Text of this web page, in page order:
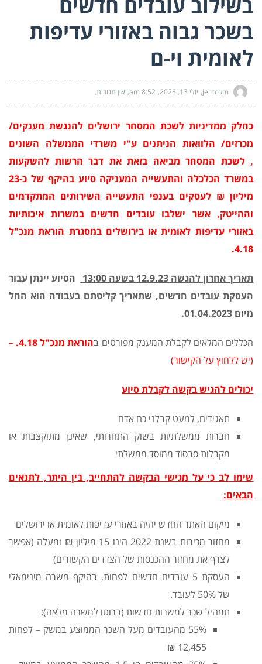
בשכר גבוה באזורי עדיפות
לאומית וי-ם
יולי 13, 2023 8:52 am אין תגובות
כחלק ממדיניות לשכת המסחר ירושלים להנגשת מענקים/
מכרזים/ הלוואות הניתנים ע"י משרדי הממשלה השונים
, לשכת המסחר מביאה בזאת את דבר הרשות להשקעות
במשרד הכלכלה והתעשייה המעניקה סיוע בהיקף של כ-23
מיליון ₪ לעסקים בענפי התעשייה השירותים המתקדמים
וההייטק, אשר ישלבו עובדים חדשים במשרות איכותיות
באזורי עדיפות לאומית או בירושלים במסגרת הוראת מנכ"ל
4.18.
תאריך אחרון להגשה 12.9.23 בשעה 13:00
הסיוע יינתן עבור
העסקת עובדים חדשים, שתאריך קליטתם בעבודה הוא החל
מיום 01.04.2023
.
הכללים המלאים לקבלת המענק מפורטים בהוראת מנכ"ל 4.18 .
–
(יש ללחוץ על הקישור)
יכולים להגיש בקשה לקבלת סיוע
תאגידים, למעט קבלני כח אדם
חברות ממשלתיות בשוק התחרותי, שאינן מתוקצבות או
מקבלות סבסוד ממוסד ממשלתי
שימו לב כי על מגישי הבקשה להתחייב, בין היתר, לתנאים
הבאים:
מיקום האתר החדש יהיה באזורי עדיפות לאומית או ירושלים
מחזור מכירות בשנת 2022 הינו 15 מיליון ₪ ומעלה (אפשר
לצרף את מחזור ההכנסות של הצדדים הקשורים)
העסקת 5 עובדים חדשים לפחות, בהיקף משרה מינימאלי
של 50% לעובד.
תמהיל שכר למשרות חדשות (ברוטו למשרה מלאה):
55% מהעובדים מעל השכר הממוצע במשק – לפחות
12,455 ₪